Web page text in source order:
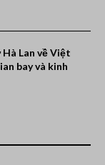
Lan về Việt
bay và kinh